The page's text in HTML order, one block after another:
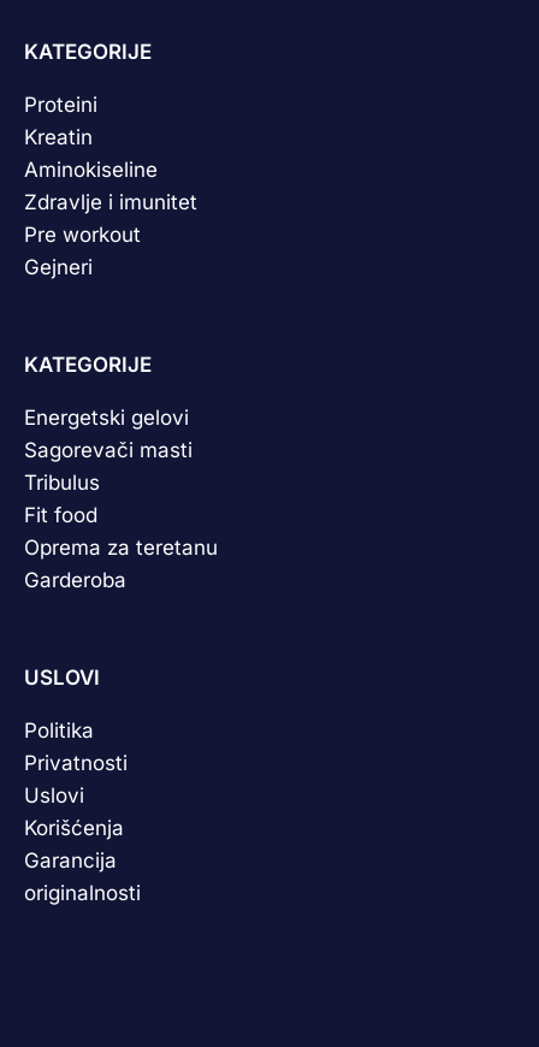
KATEGORIJE
Proteini
Kreatin
Aminokiseline
Zdravlje i imunitet
Pre workout
Gejneri
KATEGORIJE
Energetski gelovi
Sagorevači masti
Tribulus
Fit food
Oprema za teretanu
Garderoba
USLOVI
Politika
Privatnosti
Uslovi
Korišćenja
Garancija
originalnosti